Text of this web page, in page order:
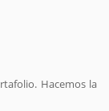
Hacemos la